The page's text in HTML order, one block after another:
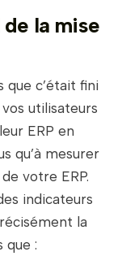
de la mise
que c’était fini
utilisateurs
ERP en
qu’à mesurer
votre ERP.
indicateurs
la
que :